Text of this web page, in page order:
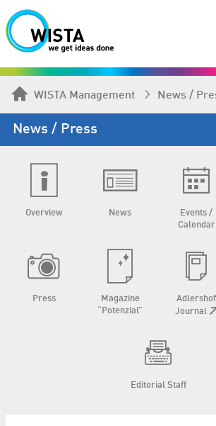
WISTA Management News /
News / Press
Overview News
Events /
Calendar
Press
Magazine
“Potenzial”
Adlershof
Journal
Editorial Staff